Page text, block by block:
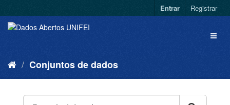
Entrar Registrar
Conjuntos de dados